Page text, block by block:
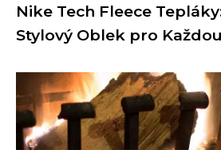
Nike Tech Fleece
Stylový Oblek pro